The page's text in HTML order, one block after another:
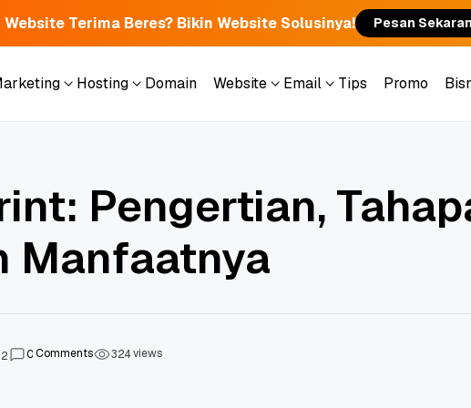
Terima Beres? Bikin Website Solusinya! Pesan
Hosting
Domain
Website
Email
Tips
Promo
Pengertian,
Manfaatnya
0Comments 324views